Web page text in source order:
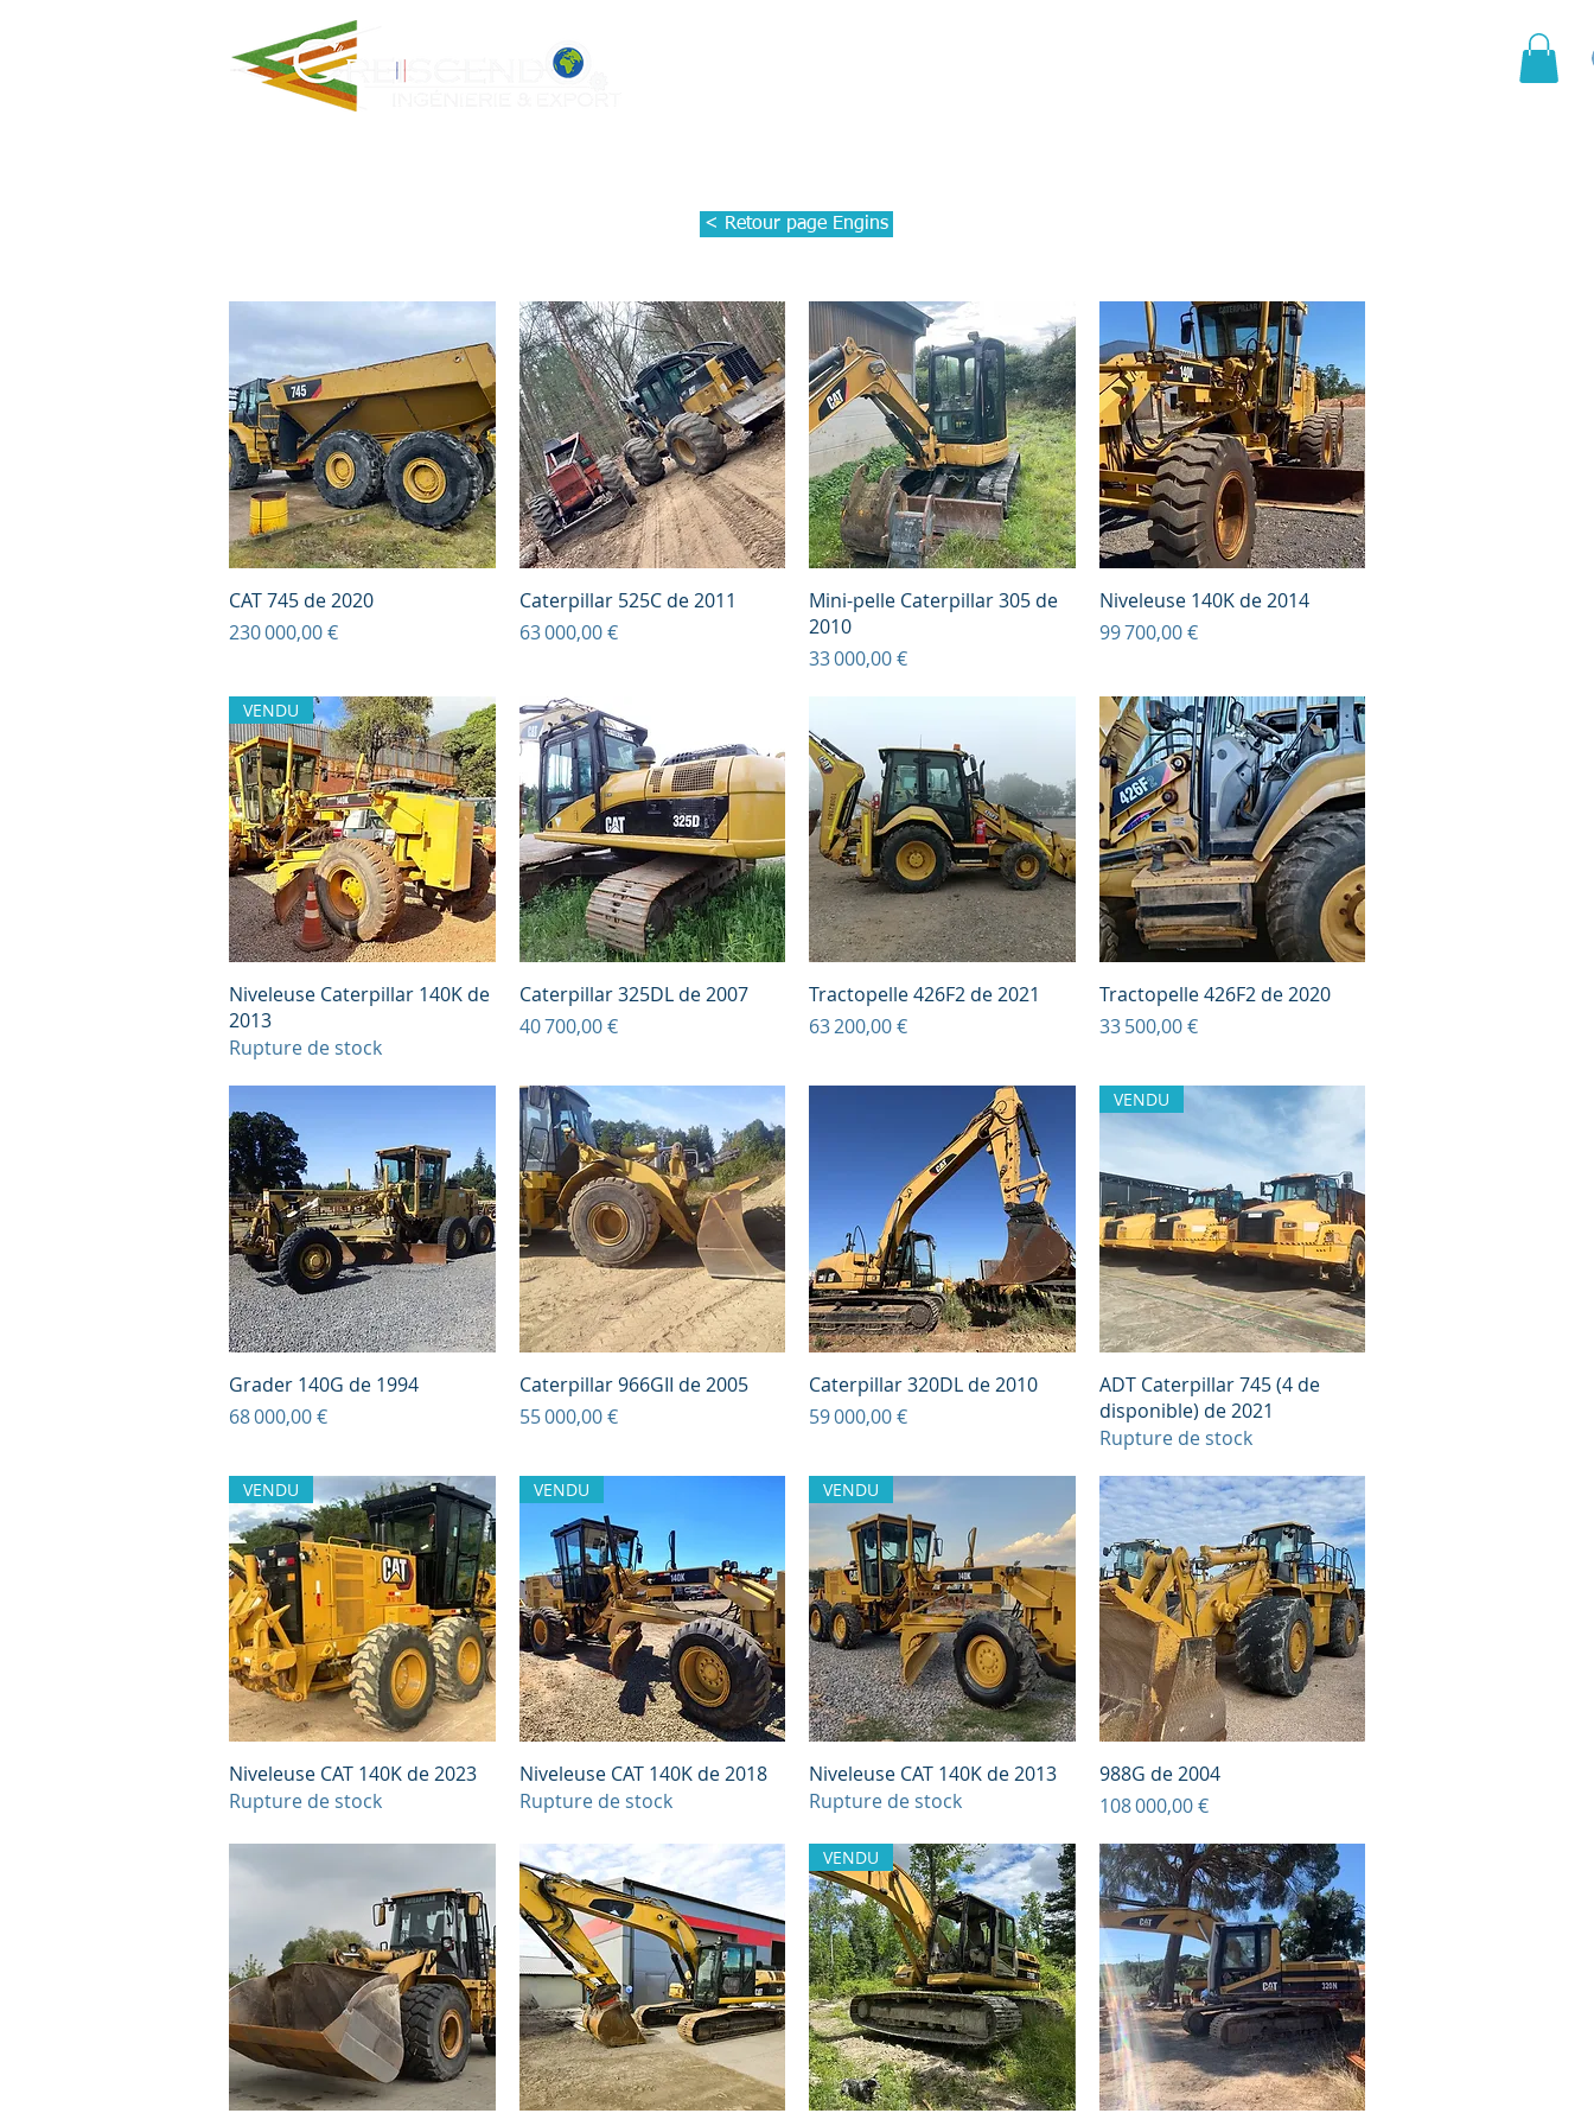
< Retour page Engins
Aperçu rapide
CAT 745 de 2020
Prix
230 000,00 €
Aperçu rapide
Caterpillar 525C de 2011
Prix
63 000,00 €
Aperçu rapide
Mini-pelle Caterpillar 305 de
2010
Prix
33 000,00 €
Aperçu rapide
Niveleuse 140K de 2014
Prix
99 700,00 €
Aperçu rapide
VENDU
Niveleuse Caterpillar 140K de
2013
Rupture de stock
Aperçu rapide
Caterpillar 325DL de 2007
Prix
40 700,00 €
Aperçu rapide
Tractopelle 426F2 de 2021
Prix
63 200,00 €
Aperçu rapide
Tractopelle 426F2 de 2020
Prix
33 500,00 €
Aperçu rapide
Grader 140G de 1994
Prix
68 000,00 €
Aperçu rapide
Caterpillar 966GII de 2005
Prix
55 000,00 €
Aperçu rapide
Caterpillar 320DL de 2010
Prix
59 000,00 €
Aperçu rapide
VENDU
ADT Caterpillar 745 (4 de
disponible) de 2021
Rupture de stock
Aperçu rapide
VENDU
Niveleuse CAT 140K de 2023
Rupture de stock
Aperçu rapide
VENDU
Niveleuse CAT 140K de 2018
Rupture de stock
Aperçu rapide
VENDU
Niveleuse CAT 140K de 2013
Rupture de stock
Aperçu rapide
988G de 2004
Prix
108 000,00 €
VENDU